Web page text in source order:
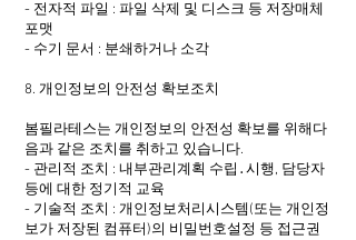
- 전자적 파일 : 파일 삭제 및 디스크 등 저장매체
포맷
- 수기 문서 : 분쇄하거나 소각
8. 개인정보의 안전성 확보조치
봄필라테스는 개인정보의 안전성 확보를 위해다
음과 같은 조치를 취하고 있습니다.
- 관리적 조치 : 내부관리계획 수립․시행, 담당자
등에 대한 정기적 교육
- 기술적 조치 : 개인정보처리시스템(또는 개인정
보가 저장된 컴퓨터)의 비밀번호설정 등 접근권